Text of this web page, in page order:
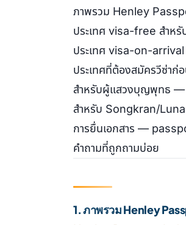
ภาพรวม Henley
ประเทศ visa-free สำห
ประเทศ visa-on-arrival
ประเทศที่ต้องสมัครวีซ่า
สำหรับผู้แสวงบุญพุทธ
สำหรับ Songkran/
การยื่นเอกสาร —
คำถามที่ถูกถามบ่อย
1. ภาพรวม Henley